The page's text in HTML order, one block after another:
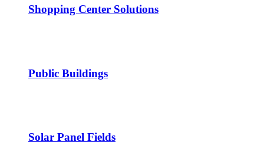
Shopping Center Solutions
Public Buildings
Solar Panel Fields